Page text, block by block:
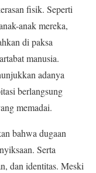
fisik. Seperti
anak mereka,
di paksa
manusia.
adanya
berlangsung
memadai.
bahwa dugaan
Serta
dan identitas. Meski